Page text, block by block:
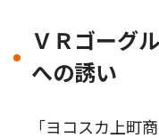
ＶＲゴーグ
への誘い
「ヨコスカ上町